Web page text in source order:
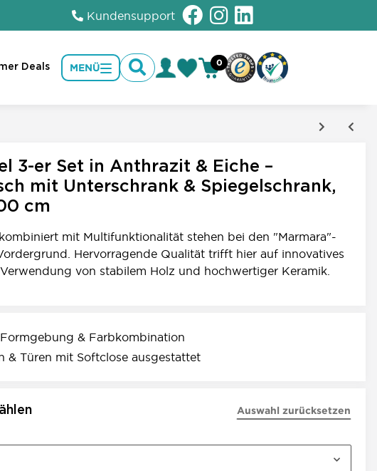
Kundensupport
Deals MENÜ 0
3-er Set in Anthrazit & Eiche –
mit Unterschrank & Spiegelschrank,
cm
mit Multifunktionalität stehen bei den "Marmara"-
Hervorragende Qualität trifft hier auf innovatives
von stabilem Holz und hochwertiger Keramik.
& Farbkombination
& Türen mit Softclose ausgestattet
Auswahl zurücksetzen